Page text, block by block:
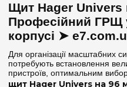
156(+2)
168(+2)
180 (+3)
182(+2)
192(+2)
Матеріал корпусу
Метал(2)
Дверцята
Щит Hager Univers
Професійний ГРЩ
корпусі ➤
Для організації масштабних
потребують встановлення
пристроїв, оптимальним
щит Hager Univers на 96